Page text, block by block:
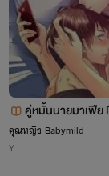
คู่หมั้นนายมาเฟีย
คุณหญิง Babymild
Y